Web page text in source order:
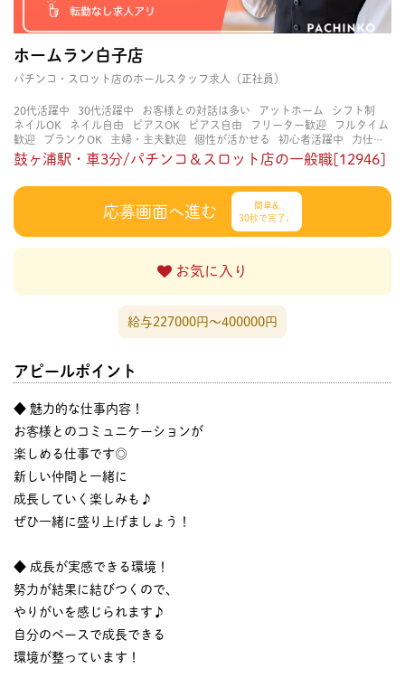
ホームラン白子店
パチンコ・スロット店のホールスタッフ求人（正社員）
20代活躍中 30代活躍中 お客様との対話は多い アットホーム
シフト制
ネイルOK
ネイル自由 ピアスOK ピアス自由 フリーター歓迎
フルタイム
歓迎
ブランクOK 主婦・主夫歓迎 個性が活かせる 初心者活躍中
力仕事
が少ない
協調性がある 学歴不問 服装自由 業務外交流少ない
決められた
時間できっちり
知識・経験不要 知識・経験豊富 研修あり 立ち仕事
経験
OK
髪色自由
鼓ヶ浦駅・車3分/パチンコ＆スロット店の一般職[12946]
応募画面へ進む
簡単&
30秒で完了♩
お気に入り
給与227000円〜400000円
アピールポイント
◆ 魅力的な仕事内容！
お客様とのコミュニケーションが
楽しめる仕事です◎
新しい仲間と一緒に
成長していく楽しみも♪
ぜひ一緒に盛り上げましょう！
◆ 成長が実感できる環境！
努力が結果に結びつくので、
やりがいを感じられます♪
自分のペースで成長できる
環境が整っています！